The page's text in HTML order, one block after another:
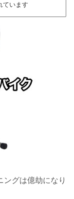
ています
グは億劫になり